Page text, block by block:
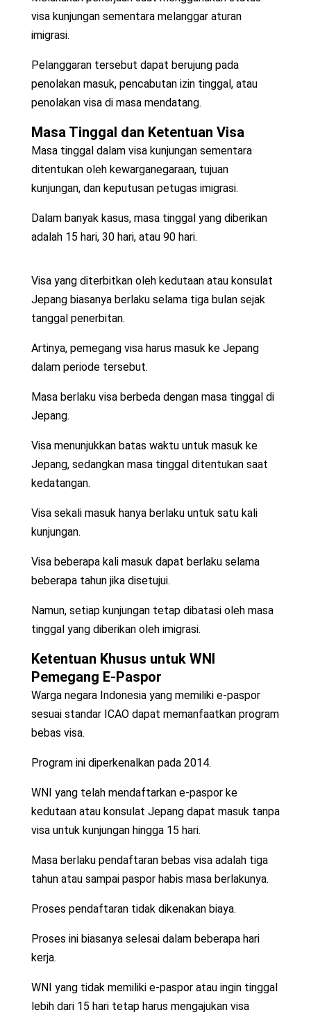
visa kunjungan sementara melanggar aturan
imigrasi.
Pelanggaran tersebut dapat berujung pada
penolakan masuk, pencabutan izin tinggal, atau
penolakan visa di masa mendatang.
Masa Tinggal dan Ketentuan Visa
Masa tinggal dalam visa kunjungan sementara
ditentukan oleh kewarganegaraan, tujuan
kunjungan, dan keputusan petugas imigrasi.
Dalam banyak kasus, masa tinggal yang diberikan
adalah 15 hari, 30 hari, atau 90 hari.
Visa yang diterbitkan oleh kedutaan atau konsulat
Jepang biasanya berlaku selama tiga bulan sejak
tanggal penerbitan.
Artinya, pemegang visa harus masuk ke Jepang
dalam periode tersebut.
Masa berlaku visa berbeda dengan masa tinggal di
Jepang.
Visa menunjukkan batas waktu untuk masuk ke
Jepang, sedangkan masa tinggal ditentukan saat
kedatangan.
Visa sekali masuk hanya berlaku untuk satu kali
kunjungan.
Visa beberapa kali masuk dapat berlaku selama
beberapa tahun jika disetujui.
Namun, setiap kunjungan tetap dibatasi oleh masa
tinggal yang diberikan oleh imigrasi.
Ketentuan Khusus untuk WNI
Pemegang E-Paspor
Warga negara Indonesia yang memiliki e-paspor
sesuai standar ICAO dapat memanfaatkan program
bebas visa.
Program ini diperkenalkan pada 2014.
WNI yang telah mendaftarkan e-paspor ke
kedutaan atau konsulat Jepang dapat masuk tanpa
visa untuk kunjungan hingga 15 hari.
Masa berlaku pendaftaran bebas visa adalah tiga
tahun atau sampai paspor habis masa berlakunya.
Proses pendaftaran tidak dikenakan biaya.
Proses ini biasanya selesai dalam beberapa hari
kerja.
WNI yang tidak memiliki e-paspor atau ingin tinggal
lebih dari 15 hari tetap harus mengajukan visa